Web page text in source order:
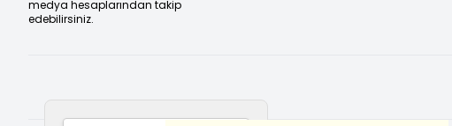
medya hesaplarından takip
edebilirsiniz.